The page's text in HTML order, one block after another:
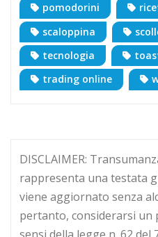
pomodorini
scaloppina
tecnologia
trading online
DISCLAIMER:
rappresenta una testata
viene aggiornato senza
pertanto, considerarsi